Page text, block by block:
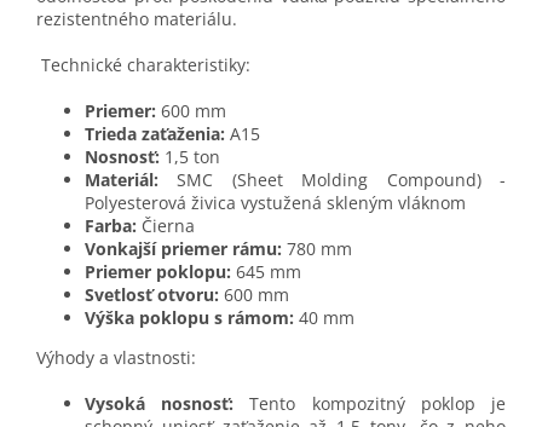
rezistentného materiálu.
Technické charakteristiky:
Priemer: 600 mm
Trieda zaťaženia: A15
Nosnosť: 1,5 ton
Materiál:
SMC (Sheet Molding Compound) -
Polyesterová živica vystužená skleným vláknom
Farba: Čierna
Vonkajší priemer rámu: 780 mm
Priemer poklopu: 645 mm
Svetlosť otvoru: 600 mm
Výška poklopu s rámom: 40 mm
Výhody a vlastnosti:
Vysoká nosnosť:
Tento kompozitný poklop je